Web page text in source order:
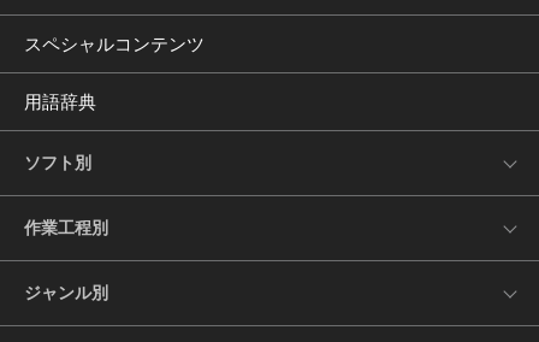
スペシャルコンテンツ
用語辞典
ソフト別
作業工程別
ジャンル別